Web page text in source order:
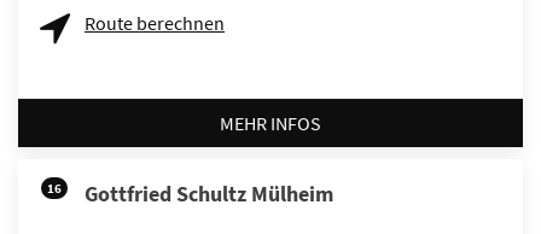
Route berechnen
MEHR INFOS
16 Gottfried Schultz Mülheim